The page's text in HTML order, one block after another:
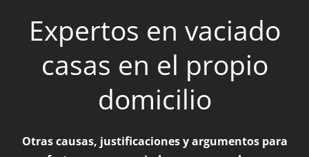
Expertos en vaciado
casas en el propio
domicilio
Otras causas, justificaciones y argumentos para